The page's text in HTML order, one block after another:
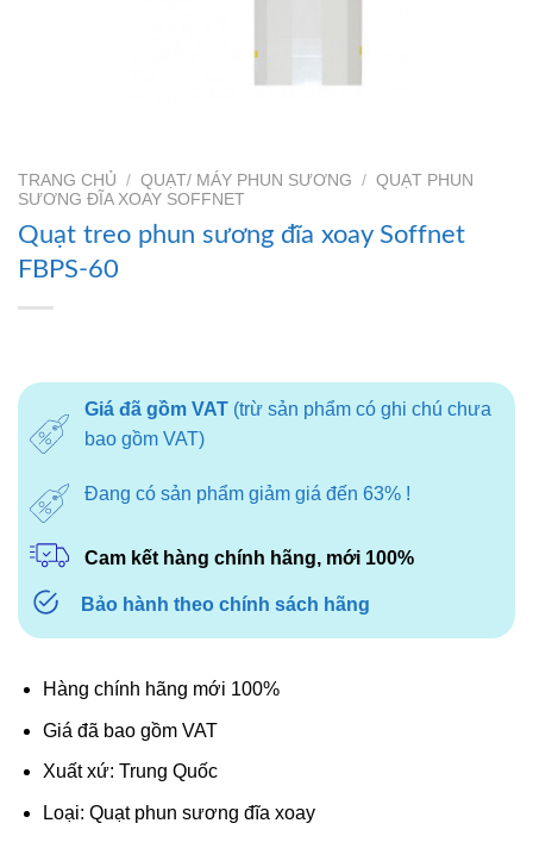
TRANG CHỦ / QUẠT/ MÁY PHUN SƯƠNG / QUẠT PHUN
SƯƠNG ĐĨA XOAY SOFFNET
Quạt treo phun sương đĩa xoay Soffnet
FBPS-60
Giá đã gồm VAT(trừ sản phẩm có ghi chú chưa
bao gồm VAT)
Đang có sản phẩm giảm giá đến 63% !
Cam kết hàng chính hãng, mới 100%
Bảo hành theo chính sách hãng
Hàng chính hãng mới 100%
Giá đã bao gồm VAT
Xuất xứ: Trung Quốc
Loại: Quạt phun sương đĩa xoay